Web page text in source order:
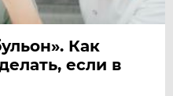
Как
если в